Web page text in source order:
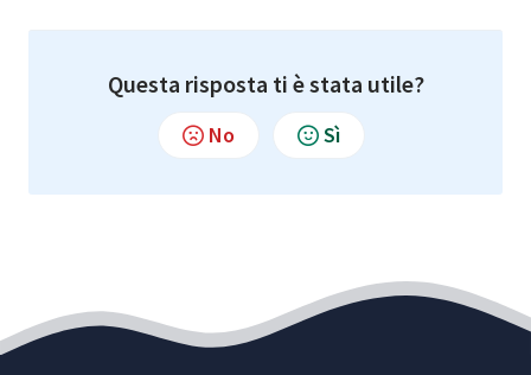
Questa risposta ti è stata utile?
No Sì